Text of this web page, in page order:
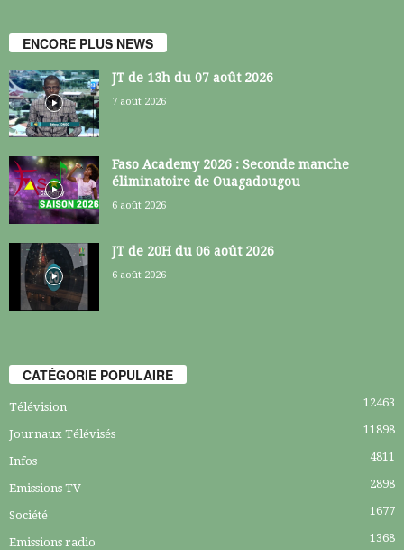
ENCORE PLUS NEWS
JT de 13h du 07 août 2026
7 août 2026
Faso Academy 2026 : Seconde manche
éliminatoire de Ouagadougou
6 août 2026
JT de 20H du 06 août 2026
6 août 2026
CATÉGORIE POPULAIRE
Télévision 12463
Journaux Télévisés 11898
Infos 4811
Emissions TV 2898
Société 1677
Emissions radio 1368